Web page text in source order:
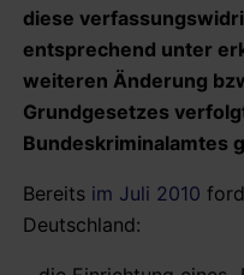
diese
entsprechend unter
weiteren Änderung
Grundgesetzes
Bundeskriminalamtes
Bereits im Juli 2010
Deutschland: